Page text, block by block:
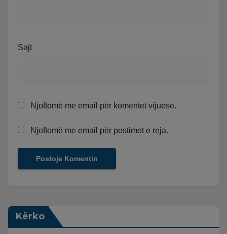
Sajt
Njoftomë me email për komentet vijuese.
Njoftomë me email për postimet e reja.
Kërko